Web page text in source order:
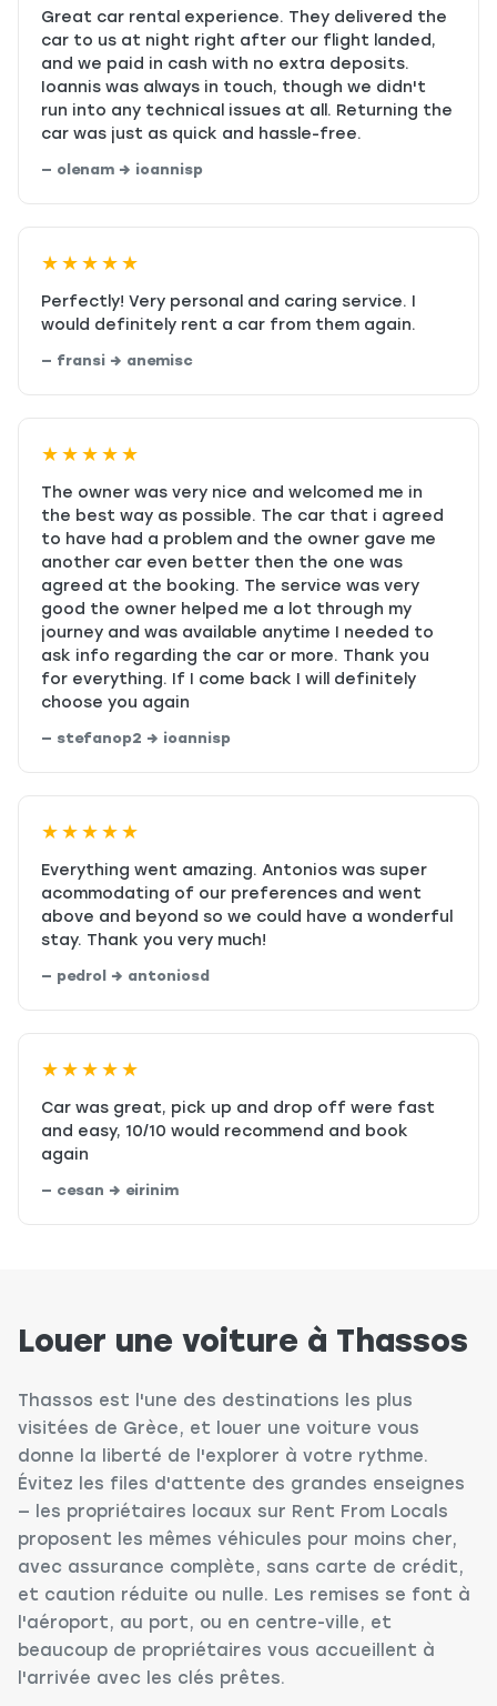
Great car rental experience. They delivered the
car to us at night right after our flight landed,
and we paid in cash with no extra deposits.
Ioannis was always in touch, though we didn't
run into any technical issues at all. Returning the
car was just as quick and hassle-free.
— olenam → ioannisp
★★★★★
Perfectly! Very personal and caring service. I
would definitely rent a car from them again.
— fransi → anemisc
★★★★★
The owner was very nice and welcomed me in
the best way as possible. The car that i agreed
to have had a problem and the owner gave me
another car even better then the one was
agreed at the booking. The service was very
good the owner helped me a lot through my
journey and was available anytime I needed to
ask info regarding the car or more. Thank you
for everything. If I come back I will definitely
choose you again
— stefanop2 → ioannisp
★★★★★
Everything went amazing. Antonios was super
acommodating of our preferences and went
above and beyond so we could have a wonderful
stay. Thank you very much!
— pedrol → antoniosd
★★★★★
Car was great, pick up and drop off were fast
and easy, 10/10 would recommend and book
again
— cesan → eirinim
Louer une voiture à Thassos
Thassos est l'une des destinations les plus
visitées de Grèce, et louer une voiture vous
donne la liberté de l'explorer à votre rythme.
Évitez les files d'attente des grandes enseignes
— les propriétaires locaux sur Rent From Locals
proposent les mêmes véhicules pour moins cher,
avec assurance complète, sans carte de crédit,
et caution réduite ou nulle. Les remises se font à
l'aéroport, au port, ou en centre-ville, et
beaucoup de propriétaires vous accueillent à
l'arrivée avec les clés prêtes.